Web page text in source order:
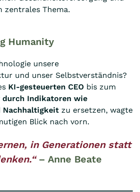
zentrales Thema.
Humanity
unsere
und unser Selbstverständnis?
KI-gesteuerten CEO bis zum
durch Indikatoren wie
Nachhaltigkeit zu ersetzen, wagte
Blick nach vorn.
in Generationen statt
– Anne Beate